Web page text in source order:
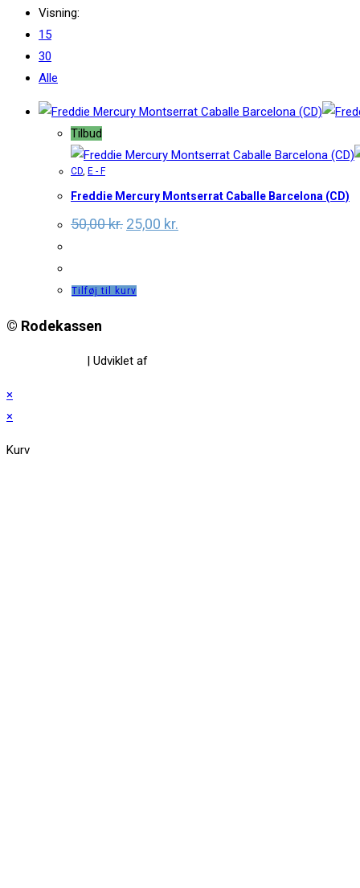
Visning:
15
30
Alle
Tilbud
CD, E - F
Freddie Mercury Montserrat Caballe Barcelona (CD)
50,00kr. Original
price
25,00 kr.
price
Tilføj til kurv
© Rodekassen
| Udviklet af
×
×
Kurv